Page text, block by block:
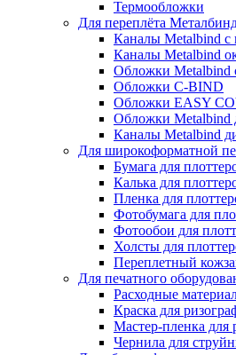
Термообложки
Для переплёта
Каналы Metalbind с
Каналы Metalbind
Обложки Metalbind
Обложки C-BIND
Обложки EASY
Обложки Metalbind
Каналы Metalbind
Для широкоформатной
Бумага для
Калька для
Пленка для
Фотобумага для
Фотообои для
Холсты для
Переплетный
Для печатного
Расходные
Краска для
Мастер-пленка для
Чернила для